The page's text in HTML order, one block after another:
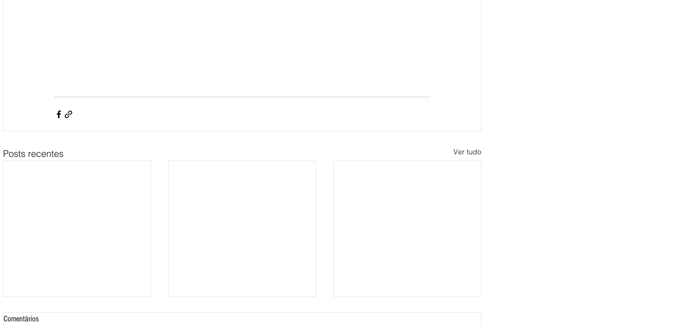
Posts recentes Ver tudo
Comentários